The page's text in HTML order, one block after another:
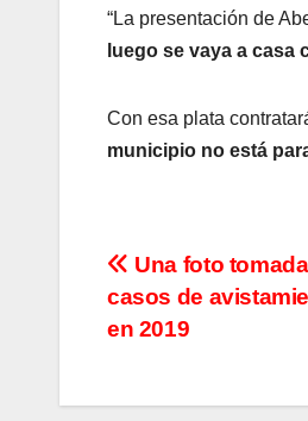
“La presentación de
luego se vaya a casa
Con esa plata
municipio no está
N
a
Una foto
casos de
en 2019